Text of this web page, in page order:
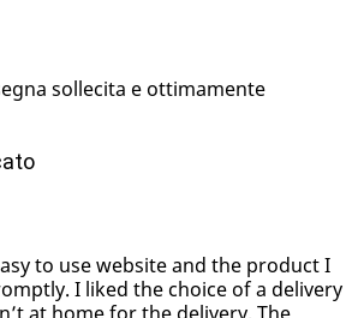
sollecita e ottimamente
to use website and the product I
I liked the choice of a delivery